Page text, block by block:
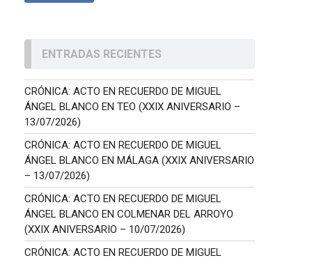
ENTRADAS RECIENTES
CRÓNICA: ACTO EN RECUERDO DE MIGUEL
ÁNGEL BLANCO EN TEO (XXIX ANIVERSARIO –
13/07/2026)
CRÓNICA: ACTO EN RECUERDO DE MIGUEL
ÁNGEL BLANCO EN MÁLAGA (XXIX ANIVERSARIO
– 13/07/2026)
CRÓNICA: ACTO EN RECUERDO DE MIGUEL
ÁNGEL BLANCO EN COLMENAR DEL ARROYO
(XXIX ANIVERSARIO – 10/07/2026)
CRÓNICA: ACTO EN RECUERDO DE MIGUEL